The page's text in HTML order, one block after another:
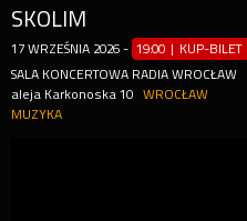
SKOLIM
17 WRZEŚNIA 2026 - 19:00 | KUP-BILET
SALA KONCERTOWA RADIA WROCŁAW
aleja Karkonoska 10
WROCŁAW
MUZYKA